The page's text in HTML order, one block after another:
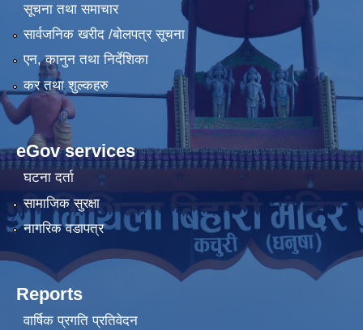
सूचना तथा समाचार
सार्वजनिक खरीद /बोलपत्र सूचना
एन, कानुन तथा निर्देशिका
कर तथा शुल्कहरु
eGov services
घटना दर्ता
सामाजिक सुरक्षा
नागरिक वडापत्र
Reports
वार्षिक प्रगति प्रतिवेदन